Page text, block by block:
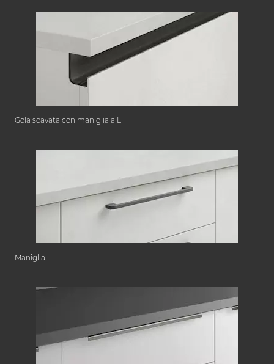
Gola scavata con maniglia a L
Maniglia